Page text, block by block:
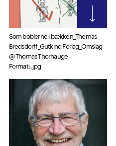
Som boblerne i bækken_Thomas
Bredsdorff_Gutkind Forlag_Omslag
@ Thomas Thorhauge
Format: .jpg